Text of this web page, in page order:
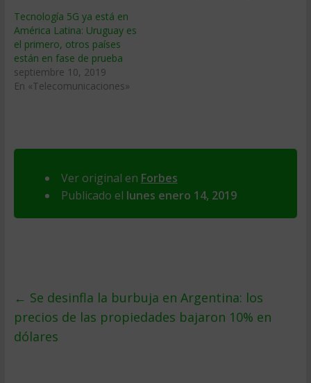
Tecnología 5G ya está en
América Latina: Uruguay es
el primero, otros países
están en fase de prueba
septiembre 10, 2019
En «Telecomunicaciones»
Ver original en Forbes
Publicado el lunes enero 14, 2019
← Se desinfla la burbuja en Argentina: los
precios de las propiedades bajaron 10% en
dólares